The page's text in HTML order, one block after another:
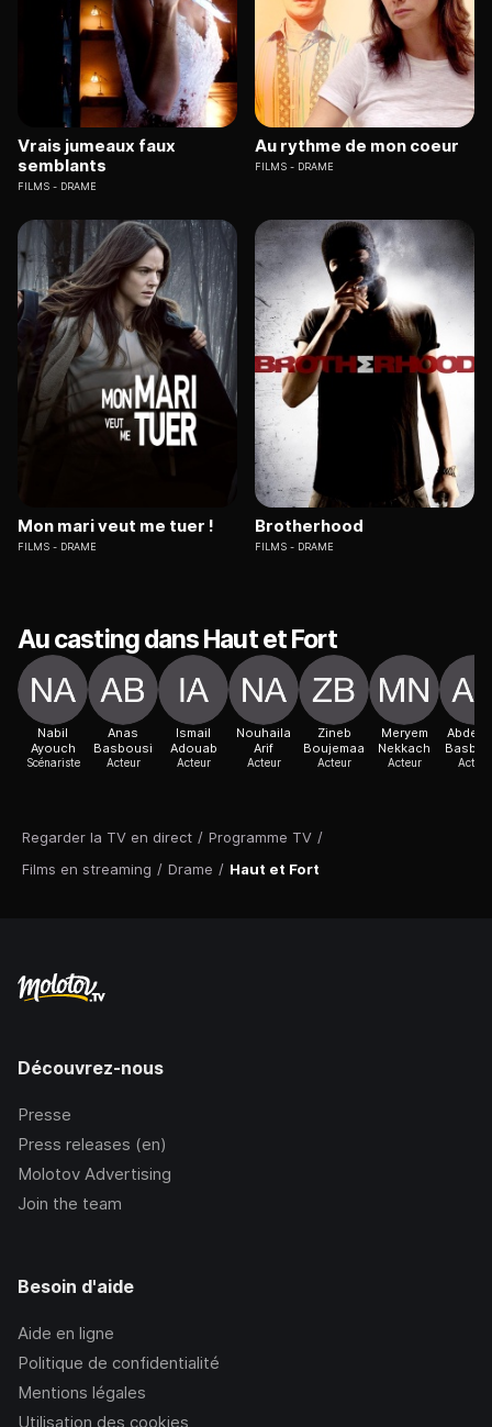
Regarder la TV en direct / Programme TV /
Films en streaming / Drame / Haut et Fort
Vrais jumeaux faux
semblants
FILMS DRAME
Au rythme de mon coeur
FILMS DRAME
Mon mari veut me tuer !
FILMS DRAME
Brotherhood
FILMS DRAME
Au casting dans Haut et Fort
Nabil
Ayouch
Scénariste
Anas
Basbousi
Acteur
Ismail
Adouab
Acteur
Nouhaila
Arif
Acteur
Zineb
Boujemaa
Acteur
Meryem
Nekkach
Acteur Acteur
Découvrez-nous
Presse
Press releases (en)
Molotov Advertising
Join the team
Besoin d'aide
Aide en ligne
Politique de confidentialité
Mentions légales
Utilisation des cookies